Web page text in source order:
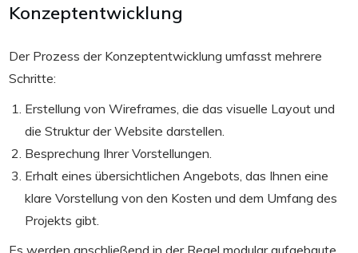
Konzeptentwicklung
Der Prozess der Konzeptentwicklung umfasst mehrere
Schritte:
Erstellung von Wireframes, die das visuelle Layout und
die Struktur der Website darstellen.
Besprechung Ihrer Vorstellungen.
Erhalt eines übersichtlichen Angebots, das Ihnen eine
klare Vorstellung von den Kosten und dem Umfang des
Projekts gibt.
Es werden anschließend in der Regel modular aufgebaute